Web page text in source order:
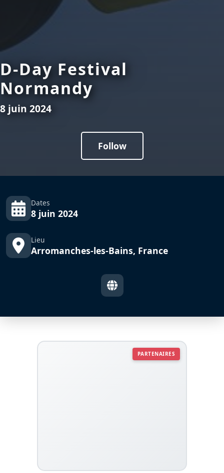
D-Day Festival
Normandy
8 juin 2024
Follow
Dates
8 juin 2024
Lieu
Arromanches-les-Bains, France
PARTENAIRES